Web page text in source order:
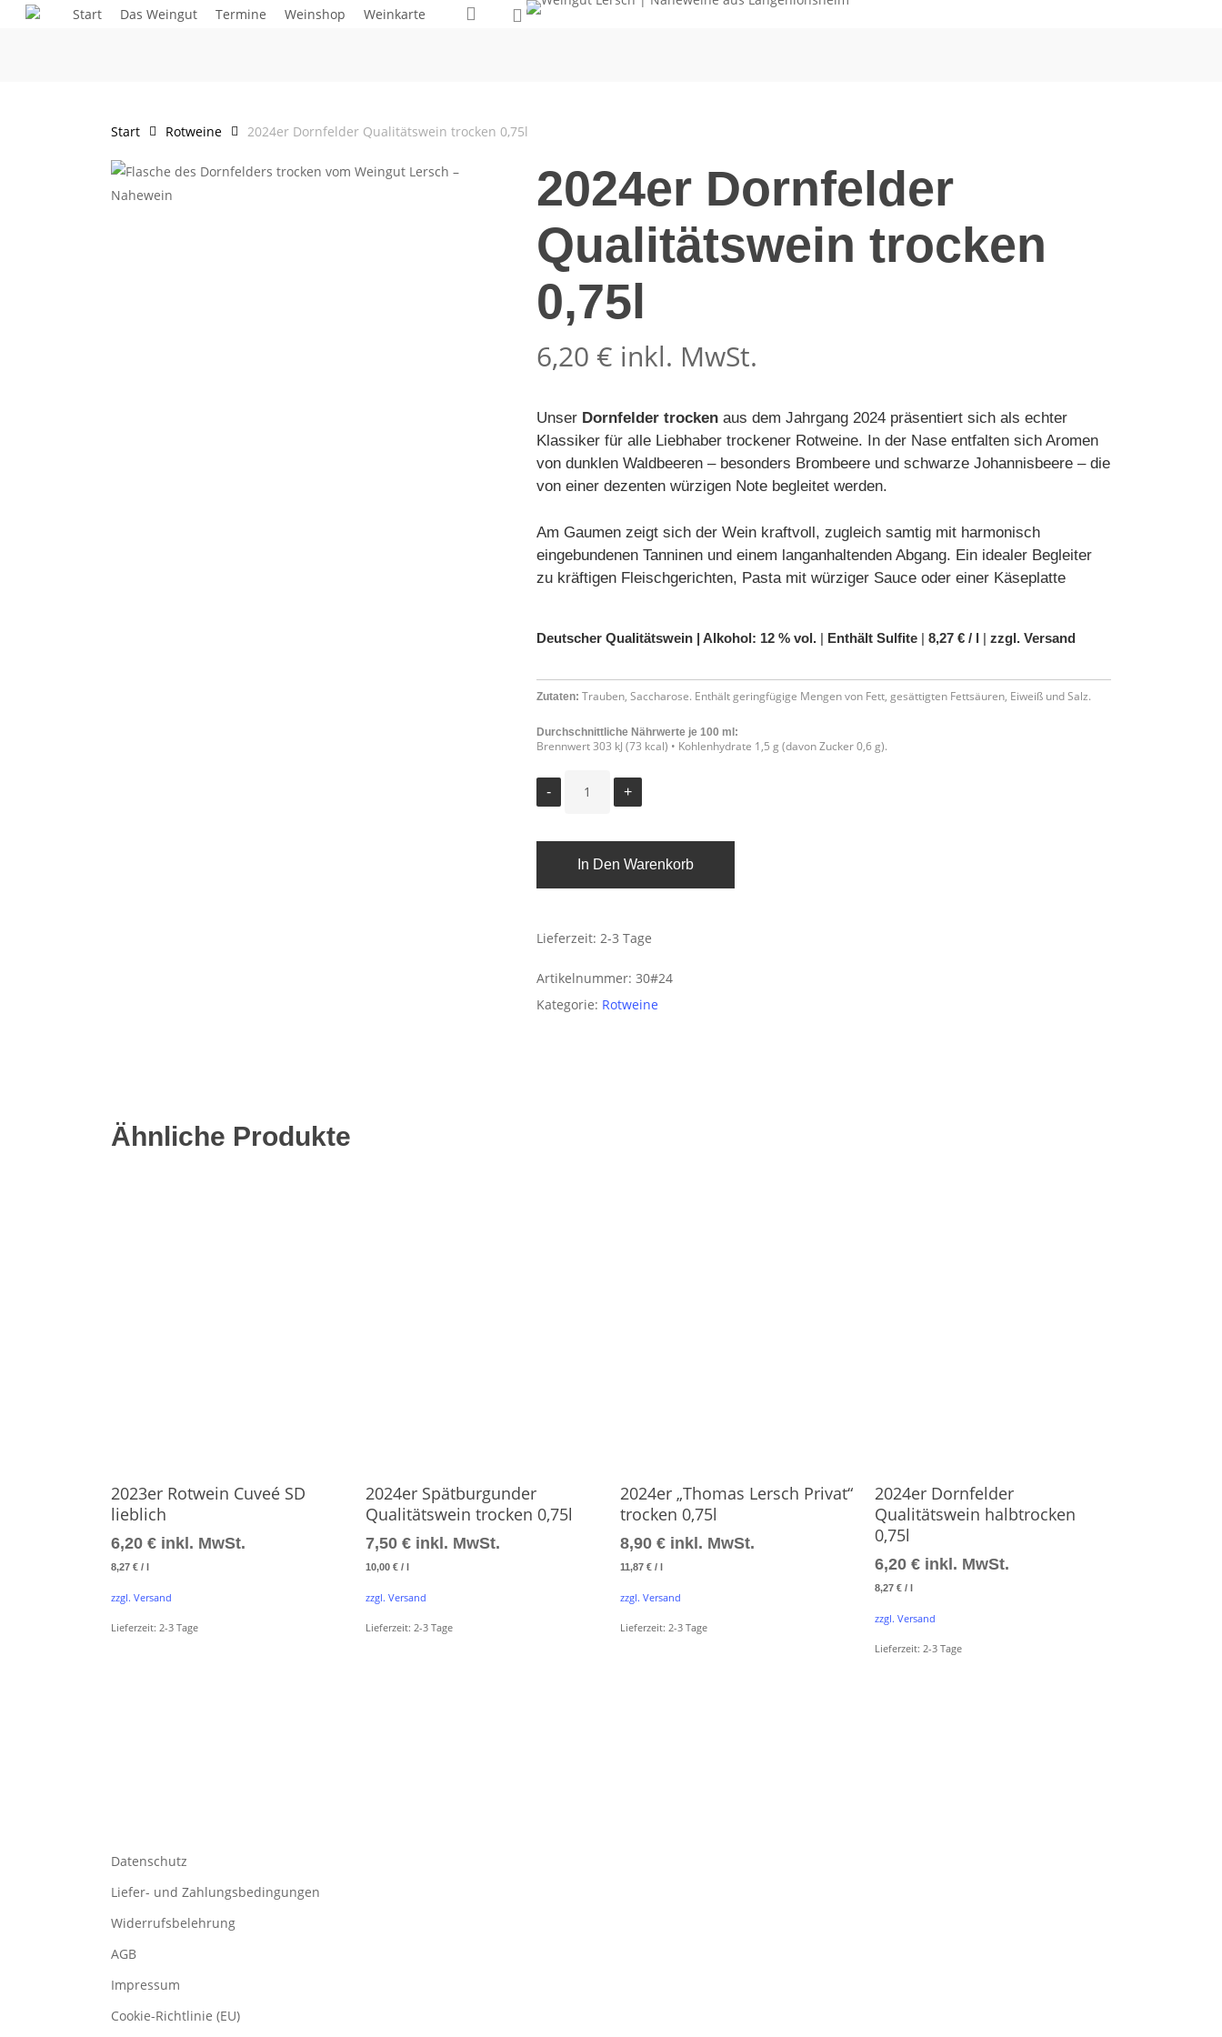
Start Das Weingut Termine Weinshop Weinkarte account
0
Start Rotweine 2024er Dornfelder Qualitätswein trocken 0,75l
2024er Dornfelder
Qualitätswein trocken
0,75l
6,20 € inkl. MwSt.
UnserDornfelder trockenaus dem Jahrgang 2024 präsentiert sich als echter
Klassiker für alle Liebhaber trockener Rotweine. In der Nase entfalten sich Aromen
von dunklen Waldbeeren – besonders Brombeere und schwarze Johannisbeere – die
von einer dezenten würzigen Note begleitet werden.
Am Gaumen zeigt sich der Wein kraftvoll, zugleich samtig mit harmonisch
eingebundenen Tanninen und einem langanhaltenden Abgang. Ein idealer Begleiter
zu kräftigen Fleischgerichten, Pasta mit würziger Sauce oder einer Käseplatte
Deutscher Qualitätswein | Alkohol: 12 % vol.| Enthält Sulfite| 8,27 € / l zzgl. Versand
Zutaten: Trauben, Saccharose. Enthält geringfügige Mengen von Fett, gesättigten Fettsäuren, Eiweiß und Salz.
Durchschnittliche Nährwerte je 100 ml:
Brennwert 303 kJ (73 kcal) • Kohlenhydrate 1,5 g (davon Zucker 0,6 g).
In Den Warenkorb
Lieferzeit: 2-3 Tage
Artikelnummer: 30#24
Kategorie: Rotweine
Ähnliche Produkte
Produkt Ansehen
2023er Rotwein Cuveé SD
lieblich
6,20 € inkl. MwSt.
8,27 € /
zzgl. Versand
Lieferzeit: 2-3 Tage
Produkt Ansehen
2024er Spätburgunder
Qualitätswein trocken 0,75l
7,50 € inkl. MwSt.
10,00 €/
zzgl. Versand
Lieferzeit: 2-3 Tage
Produkt Ansehen
2024er „Thomas Lersch Privat“
trocken 0,75l
8,90 € inkl. MwSt.
11,87 €/
zzgl. Versand
Lieferzeit: 2-3 Tage
Produkt Ansehen
2024er Dornfelder
Qualitätswein halbtrocken
0,75l
6,20 € inkl. MwSt.
8,27 €/
zzgl. Versand
Lieferzeit: 2-3 Tage
Datenschutz
Liefer- und Zahlungsbedingungen
Widerrufsbelehrung
AGB
Impressum
Cookie-Richtlinie (EU)